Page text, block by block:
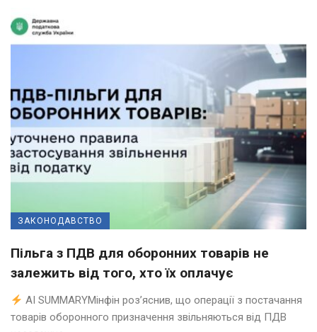
ЗАКОНОДАВСТВО
Пільга з ПДВ для оборонних товарів не
залежить від того, хто їх оплачує
AI SUMMARYМінфін роз’яснив, що операції з постачання
товарів оборонного призначення звільняються від ПДВ